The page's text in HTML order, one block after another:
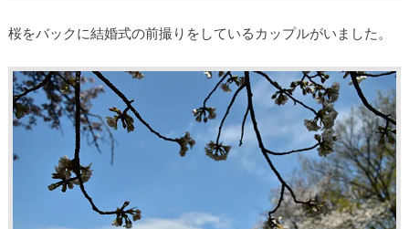
桜をバックに結婚式の前撮りをしているカップルがいました。